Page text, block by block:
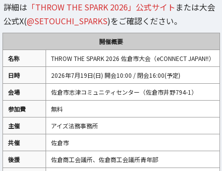
詳細は 「THROW THE SPARK 2026」公式サイト または大会
公式X(@SETOUCHI_SPARKS)をご確認ください。
開催概要
名称
THROW THE SPARK 2026 佐倉市大会（eCONNECT JAPAN!!）
日時
2026年7月19日(日) 開会10:00 / 閉会16:00(予定)
会場
佐倉市志津コミュニティセンター（佐倉市井野794-1）
参加費
無料
主催
アイズ法務事務所
共催
佐倉市
後援
佐倉商工会議所、佐倉商工会議所青年部